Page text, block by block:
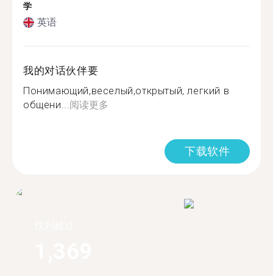
学
英语
我的对话伙伴要
Понимающий,веселый,открытый, легкий в
общени...阅读更多
下载软件